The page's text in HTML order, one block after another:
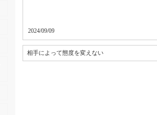
2024/09/09
相手によって態度を変えない